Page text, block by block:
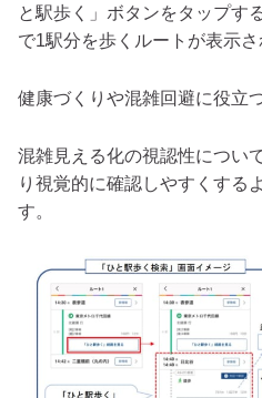
と駅歩く」ボタンをタップす
で1駅分を歩くルートが表示さ
健康づくりや混雑回避に役立
混雑見える化の視認性につい
り視覚的に確認しやすくする
す。